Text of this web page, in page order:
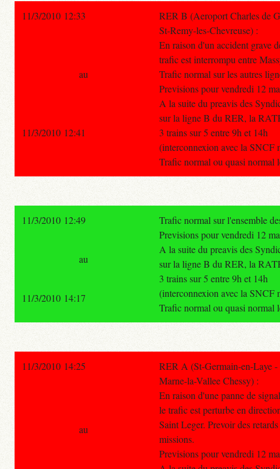
11/3/2010 12:33
RER B (Aeroport Charles de
St-Remy-les-Chevreuse) :
En raison d'un accident grave
trafic est interrompu entre
Trafic normal sur les autres
Previsions pour vendredi 12
A la suite du preavis des
sur la ligne B du RER, la
3 trains sur 5 entre 9h et 14h
(interconnexion avec la SNCF
Trafic normal ou quasi normal
au
11/3/2010 12:41
11/3/2010 12:49
Trafic normal sur l'ensemble
Previsions pour vendredi 12
A la suite du preavis des
sur la ligne B du RER, la
3 trains sur 5 entre 9h et 14h
(interconnexion avec la SNCF
Trafic normal ou quasi normal
au
11/3/2010 14:17
11/3/2010 14:25
RER A (St-Germain-en-Laye
Marne-la-Vallee Chessy) :
En raison d'une panne de
le trafic est perturbe en
Saint Leger. Prevoir des
missions.
Previsions pour vendredi 12
au